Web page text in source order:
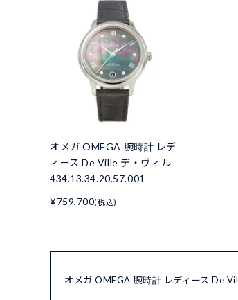
オメガ OMEGA 腕時計 レデ
ィース De Ville デ・ヴィル
434.13.34.20.57.001
¥759,700(税込)
オメガ OMEGA 腕時計 レディース De